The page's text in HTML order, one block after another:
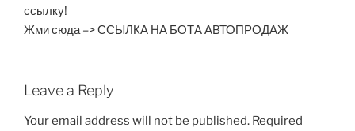
ссылку!
Жми сюда –> ССЫЛКА НА БОТА АВТОПРОДАЖ
Leave a Reply
Your email address will not be published. Required